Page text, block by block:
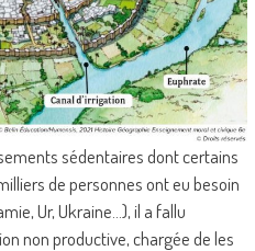
sédentaires dont certains
de personnes ont eu besoin
Ur, Ukraine…), il a fallu
non productive, chargée de les